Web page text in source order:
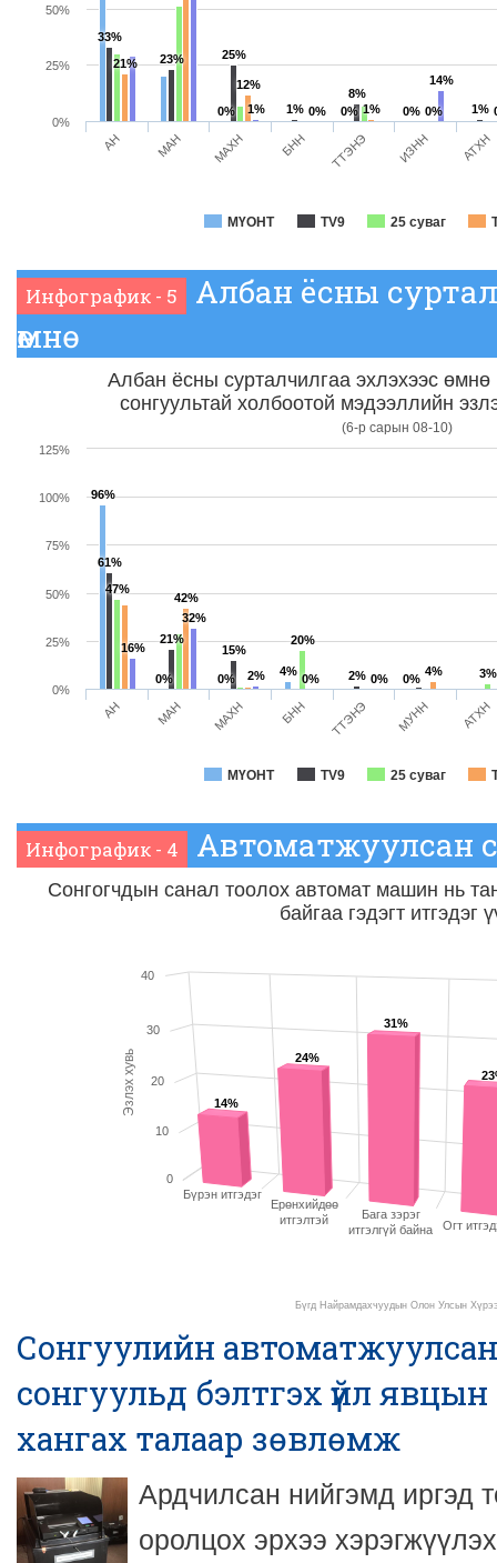
0% 0% 0%
33%
23%
25%
1%
8%
1%
21%
12%
1%
0%
1% 0%
14%
МҮОНТ TV9 25 суваг
АН МАН МАХН БНН ТТЭНЭ ИЗНН АТХН
0%
25%
50%
Инфографик - 5
Албан ёсны
өмнө
Албан ёсны сурталчилгаа эхлэхээс
сонгуультай холбоотой мэдээллийн
(6-р сарын 08-10)
96%
0% 0%
4%
0%
61%
21%
15%
2%
47%
20%
3%
42%
0%
4%
16%
32%
2% 0%
МҮОНТ TV9 25 суваг
АН МАН МАХН БНН ТТЭНЭ МУНН АТХН
0%
25%
50%
75%
100%
125%
Инфографик - 4 Автоматжуулсан
Эзлэх хувь
Сонгогчдын санал тоолох автомат машин нь
байгаа гэдэгт итгэдэг
14%
24%
31%
Бүрэн итгэдэг
Ерөнхийдөө
итгэлтэй
Бага зэрэг
итгэлгүй байна
Огт
0
10
20
30
40
Бүгд Найрамдахчуудын Олон Улсын
Сонгуулийн
сонгуульд бэлтгэх үйл
хангах талаар зөвлөмж
Ардчилсан нийгэмд иргэд
оролцох эрхээ